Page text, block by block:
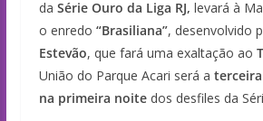
da Série Ouro da Liga RJ, levará à
o enredo “Brasiliana”, desenvolvido
Estevão, que fará uma exaltação ao
União do Parque Acari será a
na primeira noitedos desfiles da